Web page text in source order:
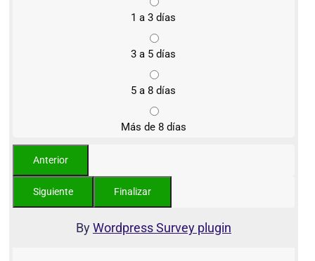
1 a 3 días
3 a 5 días
5 a 8 días
Más de 8 días
ByWordpress Survey plugin